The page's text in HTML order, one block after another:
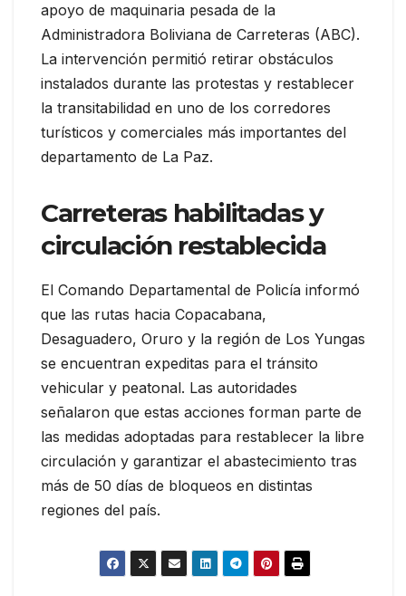
apoyo de maquinaria pesada de la
Administradora Boliviana de Carreteras (ABC).
La intervención permitió retirar obstáculos
instalados durante las protestas y restablecer
la transitabilidad en uno de los corredores
turísticos y comerciales más importantes del
departamento de La Paz.
Carreteras habilitadas y
circulación restablecida
El Comando Departamental de Policía informó
que las rutas hacia Copacabana,
Desaguadero, Oruro y la región de Los Yungas
se encuentran expeditas para el tránsito
vehicular y peatonal. Las autoridades
señalaron que estas acciones forman parte de
las medidas adoptadas para restablecer la libre
circulación y garantizar el abastecimiento tras
más de 50 días de bloqueos en distintas
regiones del país.